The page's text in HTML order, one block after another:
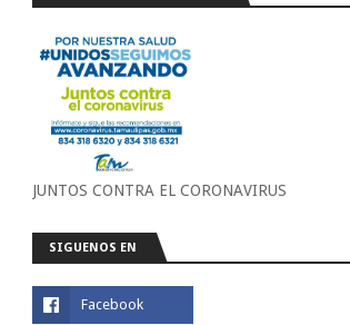
JUNTOS CONTRA EL CORONAVIRUS
SIGUENOS EN